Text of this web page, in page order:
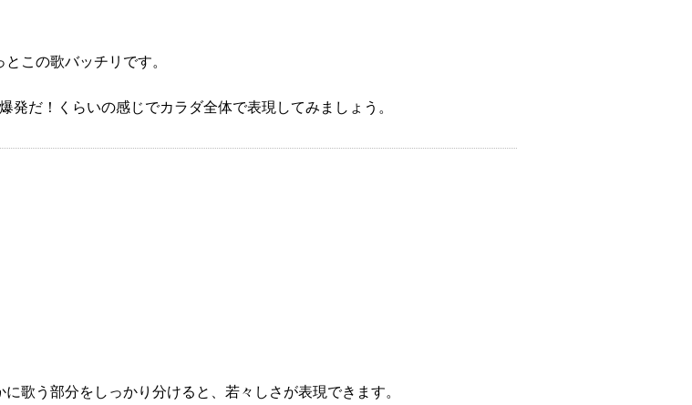
この歌バッチリです。
！くらいの感じでカラダ全体で表現してみましょう。
歌う部分をしっかり分けると、若々しさが表現できます。